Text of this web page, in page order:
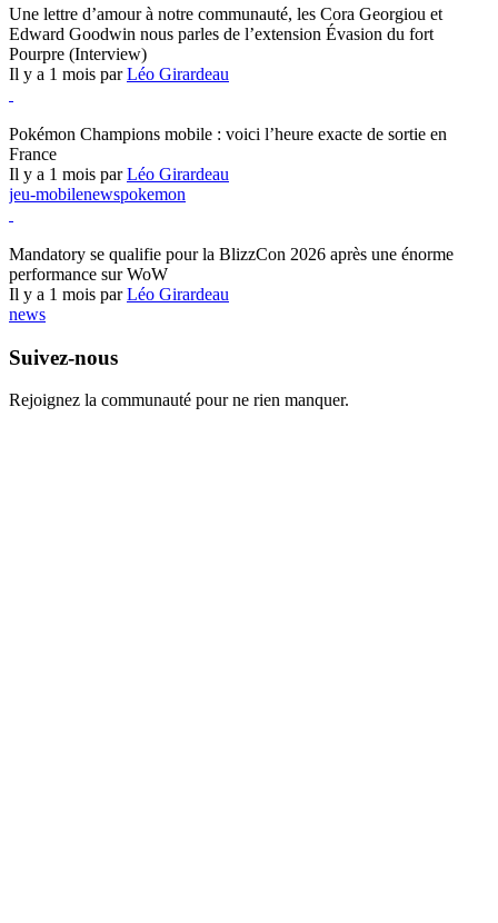
Une lettre d’amour à notre communauté, les Cora Georgiou et
Edward Goodwin nous parles de l’extension Évasion du fort
Pourpre (Interview)
Il y a 1 mois parLéo Girardeau
Pokémon Champions mobile : voici l’heure exacte de sortie en
France
Il y a 1 mois parLéo Girardeau
jeu-mobilenewspokemon
Mandatory se qualifie pour la BlizzCon 2026 après une énorme
performance sur WoW
Il y a 1 mois parLéo Girardeau
news
Suivez-nous
Rejoignez la communauté pour ne rien manquer.